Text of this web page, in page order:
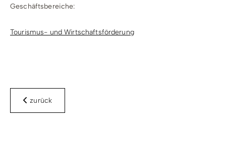
Geschäftsbereiche:
Tourismus- und Wirtschaftsförderung
zurück